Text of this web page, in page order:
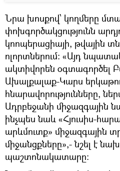
Նրա խոսքով՝ կողմերը
փոխգործակցությունն
կոոպերացիայի, թվային
ոլորտներում: «Այդ
ակտիվորեն օգտագործել
Ախալքալաք-Կարս
հնարավորությունները,
Ադրբեջանի միջազգային
ինչպես նաև «Հյուսիս-
արևմուտք» միջազգային
միջանցքները»,- նշել է
պաշտոնակատարը: